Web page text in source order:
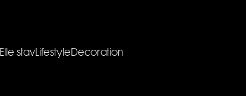
Elle stavLifestyleDecoration